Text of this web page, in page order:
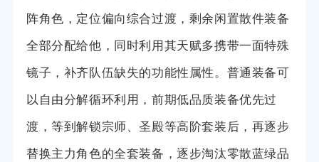
阵角色，定位偏向综合过渡，剩余闲置散件装备
全部分配给他，同时利用其天赋多携带一面特殊
镜子，补齐队伍缺失的功能性属性。普通装备可
以自由分解循环利用，前期低品质装备优先过
渡，等到解锁宗师、圣殿等高阶套装后，再逐步
替换主力角色的全套装备，逐步淘汰零散蓝绿品